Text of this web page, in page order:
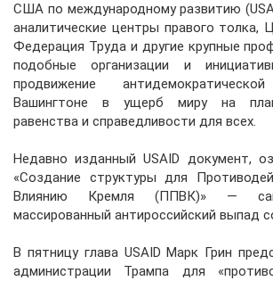
США по международному развитию
аналитические центры правого толка,
Федерация Труда и другие крупные
подобные организации и
продвижение
Вашингтоне в ущерб миру на
равенства и справедливости для всех.
Недавно изданный USAID документ,
«Создание структуры для
Влиянию Кремля (ППВК)» —
массированный антироссийский выпад
В пятницу глава USAID Марк Грин
администрации Трампа для